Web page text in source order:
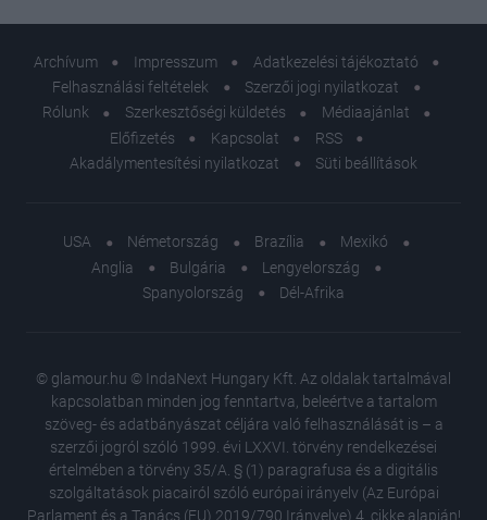
Archívum Impresszum
Adatkezelési tájékoztató
Felhasználási feltételek
Szerzői jogi nyilatkozat
Rólunk
Szerkesztőségi küldetés
Médiaajánlat
Előfizetés
Kapcsolat
RSS
Akadálymentesítési nyilatkozat
Süti beállítások
USA Németország Brazília
Mexikó
Anglia
Bulgária
Lengyelország
Spanyolország
Dél-Afrika
© glamour.hu © IndaNext Hungary Kft. Az oldalak tartalmával
kapcsolatban minden jog fenntartva, beleértve a tartalom
szöveg- és adatbányászat céljára való felhasználását is – a
szerzői jogról szóló 1999. évi LXXVI. törvény rendelkezései
értelmében a törvény 35/A. § (1) paragrafusa és a digitális
szolgáltatások piacairól szóló európai irányelv (Az Európai
Parlament és a Tanács (EU) 2019/790 Irányelve) 4. cikke alapján!